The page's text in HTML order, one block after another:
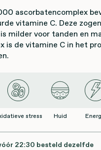
ascorbatencomplex
vitamine C. Deze
milder voor tanden en
is de vitamine C in het
stress Huid
22:30 besteld dezelfde